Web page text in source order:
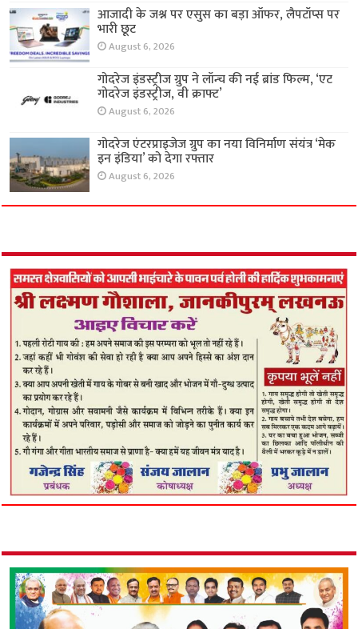
आजादी के जश्न पर एसुस का बड़ा ऑफर, लैपटॉप्स पर
भारी छूट
August 6, 2026
गोदरेज इंडस्ट्रीज ग्रुप ने लॉन्च की नई ब्रांड फिल्म, ‘एट
गोदरेज इंडस्ट्रीज, वी क्राफ्ट’
August 6, 2026
गोदरेज एंटरप्राइजेज ग्रुप का नया विनिर्माण संयंत्र ‘मेक
इन इंडिया’ को देगा रफ्तार
August 6, 2026